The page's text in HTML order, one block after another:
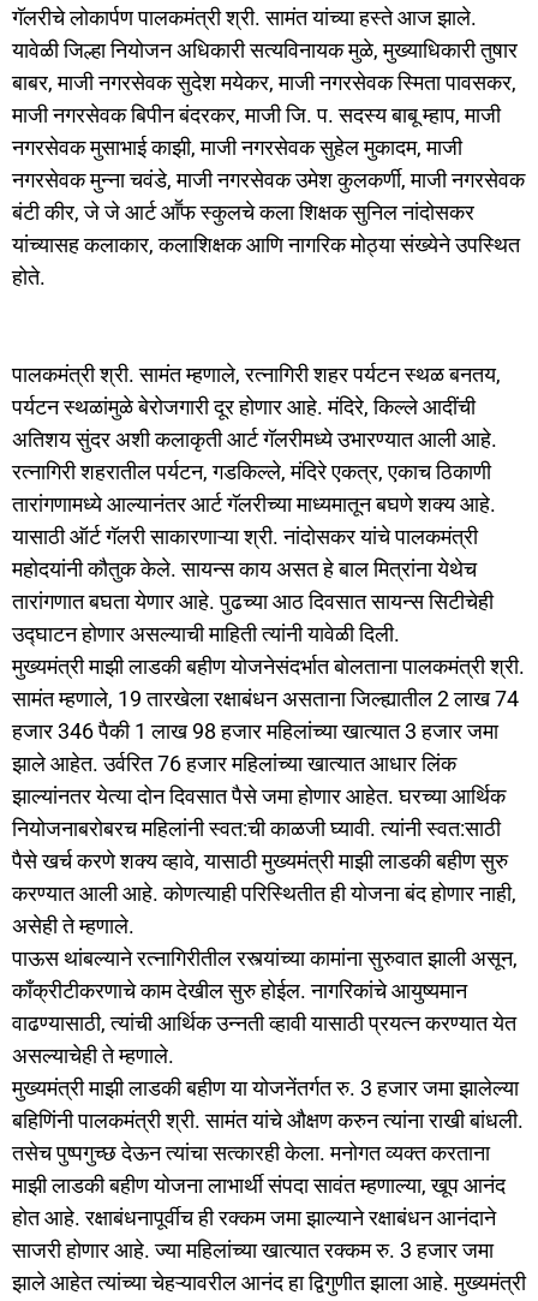
गॅलरीचे लोकार्पण पालकमंत्री श्री. सामंत यांच्या हस्ते आज झाले.
यावेळी जिल्हा नियोजन अधिकारी सत्यविनायक मुळे, मुख्याधिकारी तुषार
बाबर, माजी नगरसेवक सुदेश मयेकर, माजी नगरसेवक स्मिता पावसकर,
माजी नगरसेवक बिपीन बंदरकर, माजी जि. प. सदस्य बाबू म्हाप, माजी
नगरसेवक मुसाभाई काझी, माजी नगरसेवक सुहेल मुकादम, माजी
नगरसेवक मुन्ना चवंडे, माजी नगरसेवक उमेश कुलकर्णी, माजी नगरसेवक
बंटी कीर, जे जे आर्ट आॕफ स्कुलचे कला शिक्षक सुनिल नांदोसकर
यांच्यासह कलाकार, कलाशिक्षक आणि नागरिक मोठ्या संख्येने उपस्थित
होते.
पालकमंत्री श्री. सामंत म्हणाले, रत्नागिरी शहर पर्यटन स्थळ बनतय,
पर्यटन स्थळांमुळे बेरोजगारी दूर होणार आहे. मंदिरे, किल्ले आदींची
अतिशय सुंदर अशी कलाकृती आर्ट गॅलरीमध्ये उभारण्यात आली आहे.
रत्नागिरी शहरातील पर्यटन, गडकिल्ले, मंदिरे एकत्र, एकाच ठिकाणी
तारांगणामध्ये आल्यानंतर आर्ट गॅलरीच्या माध्यमातून बघणे शक्य आहे.
यासाठी ऑर्ट गॅलरी साकारणाऱ्या श्री. नांदोसकर यांचे पालकमंत्री
महोदयांनी कौतुक केले. सायन्स काय असत हे बाल मित्रांना येथेच
तारांगणात बघता येणार आहे. पुढच्या आठ दिवसात सायन्स सिटीचेही
उद्घाटन होणार असल्याची माहिती त्यांनी यावेळी दिली.
मुख्यमंत्री माझी लाडकी बहीण योजनेसंदर्भात बोलताना पालकमंत्री श्री.
सामंत म्हणाले, 19 तारखेला रक्षाबंधन असताना जिल्ह्यातील 2 लाख 74
हजार 346 पैकी 1 लाख 98 हजार महिलांच्या खात्यात 3 हजार जमा
झाले आहेत. उर्वरित 76 हजार महिलांच्या खात्यात आधार लिंक
झाल्यांनतर येत्या दोन दिवसात पैसे जमा होणार आहेत. घरच्या आर्थिक
नियोजनाबरोबरच महिलांनी स्वत:ची काळजी घ्यावी. त्यांनी स्वत:साठी
पैसे खर्च करणे शक्य व्हावे, यासाठी मुख्यमंत्री माझी लाडकी बहीण सुरु
करण्यात आली आहे. कोणत्याही परिस्थितीत ही योजना बंद होणार नाही,
असेही ते म्हणाले.
पाऊस थांबल्याने रत्नागिरीतील रस्त्यांच्या कामांना सुरुवात झाली असून,
काँक्रीटीकरणाचे काम देखील सुरु होईल. नागरिकांचे आयुष्यमान
वाढण्यासाठी, त्यांची आर्थिक उन्नती व्हावी यासाठी प्रयत्न करण्यात येत
असल्याचेही ते म्हणाले.
मुख्यमंत्री माझी लाडकी बहीण या योजनेंतर्गत रु. 3 हजार जमा झालेल्या
बहिणिंनी पालकमंत्री श्री. सामंत यांचे औक्षण करुन त्यांना राखी बांधली.
तसेच पुष्पगुच्छ देऊन त्यांचा सत्कारही केला. मनोगत व्यक्त करताना
माझी लाडकी बहीण योजना लाभार्थी संपदा सावंत म्हणाल्या, खूप आनंद
होत आहे. रक्षाबंधनापूर्वीच ही रक्कम जमा झाल्याने रक्षाबंधन आनंदाने
साजरी होणार आहे. ज्या महिलांच्या खात्यात रक्कम रु. 3 हजार जमा
झाले आहेत त्यांच्या चेहऱ्यावरील आनंद हा द्विगुणीत झाला आहे. मुख्यमंत्री